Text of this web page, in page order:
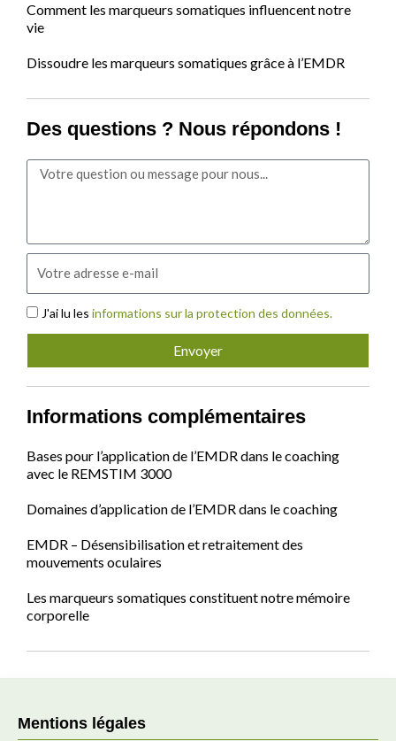
Comment les marqueurs somatiques influencent notre
vie
Dissoudre les marqueurs somatiques grâce à l’EMDR
Des questions ? Nous répondons !
Message
Acceptance
J'ai lu les informations sur la protection des données.
Envoyer
Informations complémentaires
Bases pour l’application de l’EMDR dans le coaching
avec le REMSTIM 3000
Domaines d’application de l’EMDR dans le coaching
EMDR – Désensibilisation et retraitement des
mouvements oculaires
Les marqueurs somatiques constituent notre mémoire
corporelle
Mentions légales